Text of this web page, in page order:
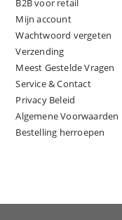
B2B voor retail
Mijn account
Wachtwoord vergeten
Verzending
Meest Gestelde Vragen
Service & Contact
Privacy Beleid
Algemene Voorwaarden
Bestelling herroepen